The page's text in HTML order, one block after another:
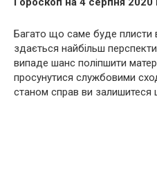
Багато що саме буде плисти
здається найбільш
випаде шанс поліпшити
просунутися службовими
станом справ ви залишитеся